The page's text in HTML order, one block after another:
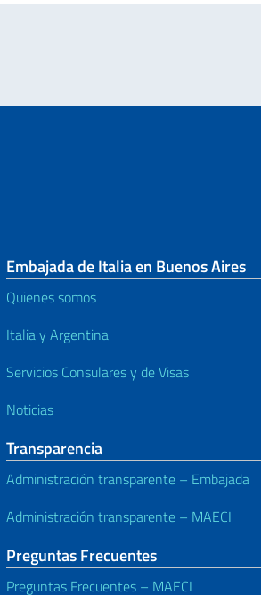
Embajada de Italia en Buenos Aires
Quienes somos
Italia y Argentina
Servicios Consulares y de Visas
Noticias
Transparencia
Administración transparente – Embajada
Administración transparente – MAECI
Preguntas Frecuentes
Preguntas Frecuentes – MAECI